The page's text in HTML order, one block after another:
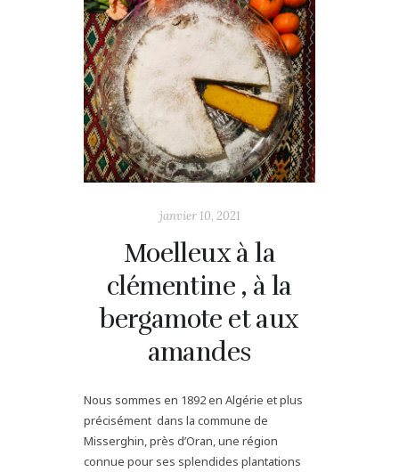
janvier 10, 2021
Moelleux à la
clémentine , à la
bergamote et aux
amandes
Nous sommes en 1892 en Algérie et plus
précisément dans la commune de
Misserghin, près d’Oran, une région
connue pour ses splendides plantations